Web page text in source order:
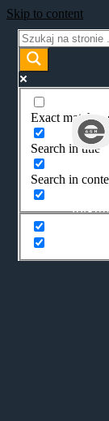
Skip to content
Exact matches
Search in title
Search in